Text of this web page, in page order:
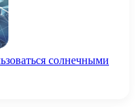
солнечными